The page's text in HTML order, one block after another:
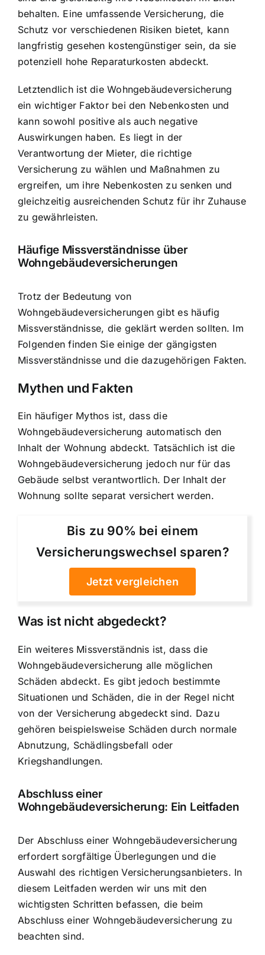
behalten. Eine umfassende Versicherung, die
Schutz vor verschiedenen Risiken bietet, kann
langfristig gesehen kostengünstiger sein, da sie
potenziell hohe Reparaturkosten abdeckt.
Letztendlich ist die Wohngebäudeversicherung
ein wichtiger Faktor bei den Nebenkosten und
kann sowohl positive als auch negative
Auswirkungen haben. Es liegt in der
Verantwortung der Mieter, die richtige
Versicherung zu wählen und Maßnahmen zu
ergreifen, um ihre Nebenkosten zu senken und
gleichzeitig ausreichenden Schutz für ihr Zuhause
zu gewährleisten.
Häufige Missverständnisse über
Wohngebäudeversicherungen
Trotz der Bedeutung von
Wohngebäudeversicherungen gibt es häufig
Missverständnisse, die geklärt werden sollten. Im
Folgenden finden Sie einige der gängigsten
Missverständnisse und die dazugehörigen Fakten.
Mythen und Fakten
Ein häufiger Mythos ist, dass die
Wohngebäudeversicherung automatisch den
Inhalt der Wohnung abdeckt. Tatsächlich ist die
Wohngebäudeversicherung jedoch nur für das
Gebäude selbst verantwortlich. Der Inhalt der
Wohnung sollte separat versichert werden.
Bis zu 90% bei einem
Versicherungswechsel sparen?
Jetzt vergleichen
Was ist nicht abgedeckt?
Ein weiteres Missverständnis ist, dass die
Wohngebäudeversicherung alle möglichen
Schäden abdeckt. Es gibt jedoch bestimmte
Situationen und Schäden, die in der Regel nicht
von der Versicherung abgedeckt sind. Dazu
gehören beispielsweise Schäden durch normale
Abnutzung, Schädlingsbefall oder
Kriegshandlungen.
Abschluss einer
Wohngebäudeversicherung: Ein Leitfaden
Der Abschluss einer Wohngebäudeversicherung
erfordert sorgfältige Überlegungen und die
Auswahl des richtigen Versicherungsanbieters. In
diesem Leitfaden werden wir uns mit den
wichtigsten Schritten befassen, die beim
Abschluss einer Wohngebäudeversicherung zu
beachten sind.